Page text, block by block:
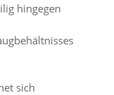
hingegen
sich